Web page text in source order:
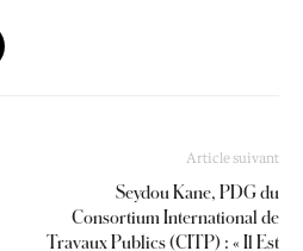
Article suivant
Seydou Kane, PDG du
Consortium International de
Travaux Publics (CITP) : « Il Est